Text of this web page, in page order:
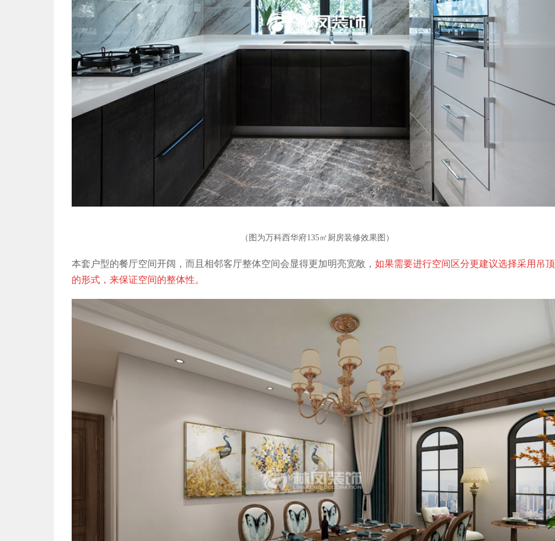
（图为万科西华府135㎡厨房装修效果图）
本套户型的餐厅空间开阔，而且相邻客厅整体空间会显得更加明亮宽敞， 如果需要进行空间区分更建议选择采用吊顶
的形式，来保证空间的整体性。